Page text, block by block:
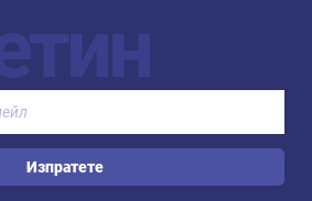
Изпратете